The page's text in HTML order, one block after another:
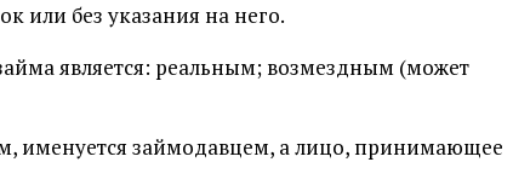
или без указания на него.
является: реальным; возмездным (может
именуется займодавцем, а лицо, принимающее